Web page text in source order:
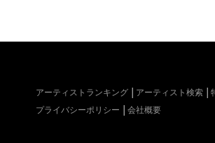
アーティストランキング アーティスト検索
プライバシーポリシー
会社概要